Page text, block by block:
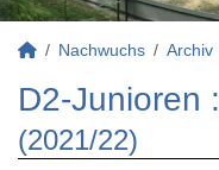
Nachwuchs Archiv
D2-Junioren :
(2021/22)